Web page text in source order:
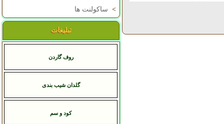
> ساکولنت ها
تبلیغات
روف گاردن
گلدان شیب بندی
کود و سم